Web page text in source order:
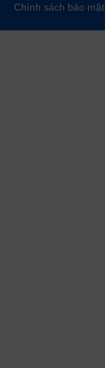
Chính sách bảo mật